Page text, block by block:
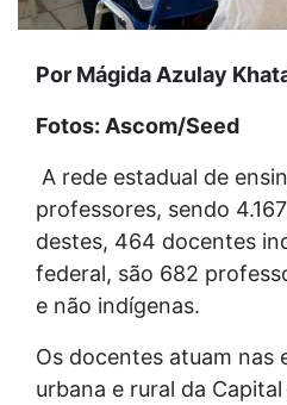
Por Mágida Azulay
Fotos: Ascom/Seed
A rede estadual de
professores, sendo
destes, 464 docentes
federal, são 682
e não indígenas.
Os docentes atuam nas
urbana e rural da